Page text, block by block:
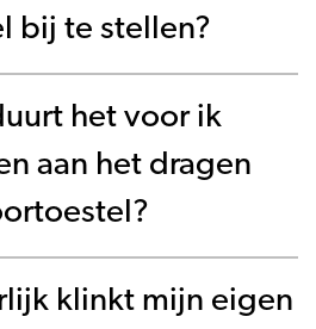
bij te stellen?
het voor ik
aan het dragen
klinkt mijn eigen